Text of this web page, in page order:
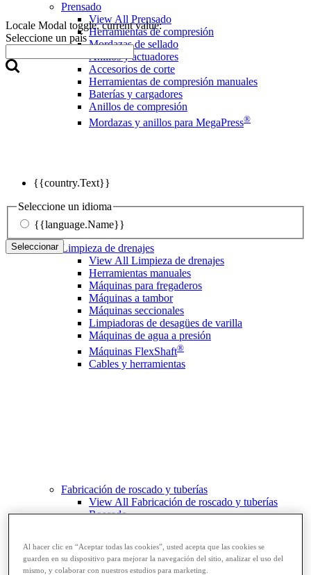
Locale Modal toggle, current value:
Seleccione un país
{{country.Text}}
Seleccione un idioma
{{language.Name}}
Seleccionar
Prensado
View All Prensado
Herramientas de compresión
Mordazas de sellado
Anillos y actuadores
Accesorios de corte
Herramientas de compresión manuales
Baterías y cargadores
Anillos de compresión
Mordazas y anillos para MegaPress®
Limpieza de drenajes
View All Limpieza de drenajes
Herramientas manuales
Máquinas para fregaderos
Máquinas a tambor
Máquinas seccionales
Limpiadoras de desagües de varilla
Máquinas de agua a presión
Máquinas FlexShaft®
Cables y herramientas
Fabricación de roscado y tuberías
View All Fabricación de roscado y tuberías
Roscado
Prensas y soportes de tornillo para tubos
Corte y fabricación de tubos
Al hacer clic en “Aceptar todas las cookies”, usted acepta que las cookies se
guarden en su dispositivo para mejorar la navegación del sitio, analizar el uso del
mismo, y colaborar con nuestros estudios para marketing.